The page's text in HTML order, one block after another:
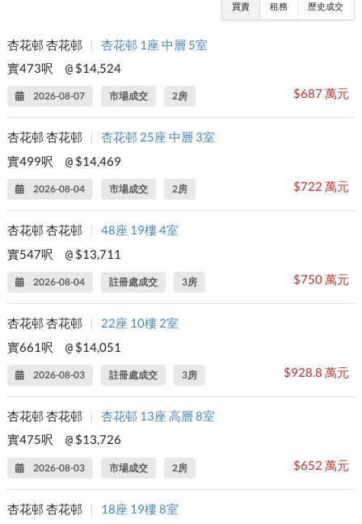
買賣 租務 歷史成交
杏花邨 杏花邨 |
杏花邨 1座 中層 5室
實473呎
@ $14,524
2026-08-07 市場成交 2房 $687 萬元
杏花邨 杏花邨
杏花邨 25座 中層 3室
實499呎
@ $14,469
2026-08-04 市場成交 2房 $722 萬元
杏花邨 杏花邨
48座 19樓 4室
實547呎
@ $13,711
2026-08-04 註冊處成交 3房 $750 萬元
杏花邨 杏花邨
22座 10樓 2室
實661呎
@ $14,051
2026-08-03 註冊處成交 3房 $928.8 萬元
杏花邨 杏花邨 |
杏花邨 13座 高層 8室
實475呎
@ $13,726
2026-08-03 市場成交 2房 $652 萬元
杏花邨 杏花邨 |
18座 19樓 8室